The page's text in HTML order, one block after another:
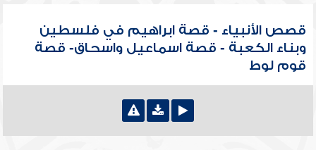
قصص الأنبياء - قصة ابراهيم في فلسطين
وبناء الكعبة - قصة اسماعيل واسحاق- قصة
قوم لوط